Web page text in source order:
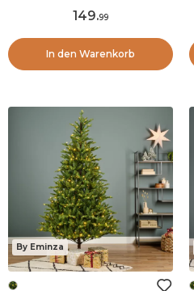
149.99
In den Warenkorb
By Eminza